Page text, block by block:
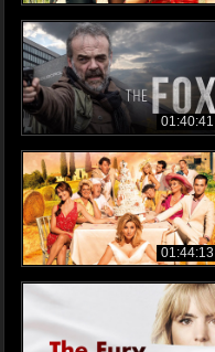
01:40:41
01:44:13